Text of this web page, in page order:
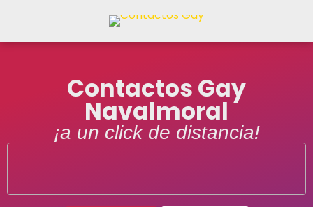
Contactos Gay
Navalmoral
¡a un click de distancia!